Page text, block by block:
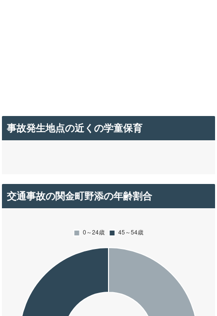
事故発生地点の近くの学童保育
交通事故の関金町野添の年齢割合